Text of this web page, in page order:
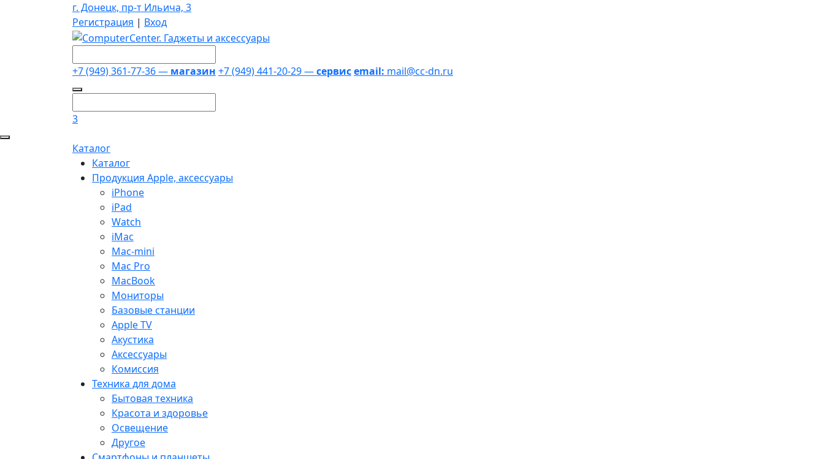
г. Донецк, пр-т Ильича, 3
Регистрация | Вход
+7 (949) 361-77-36 — магазин +7 (949) 441-20-29 —сервисemail: mail@cc-dn.ru
3
Каталог
Каталог
Продукция Apple, аксессуары
iPhone
iPad
Watch
iMac
Mac-mini
Mac Pro
MacBook
Мониторы
Базовые станции
Apple TV
Акустика
Аксессуары
Комиссия
Техника для дома
Бытовая техника
Красота и здоровье
Освещение
Другое